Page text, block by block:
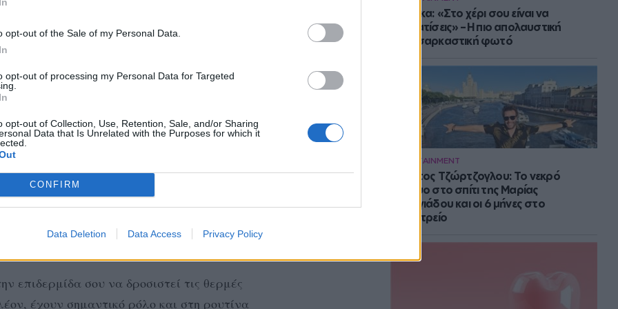
opt-out of the Sale of my Personal Data.
opt-out of processing my Personal Data for Targeted
opt-out of Collection, Use, Retention, Sale, and/or Sharing
Data that Is Unrelated with the Purposes for which it
CONFIRM
Data Deletion Data Access Privacy Policy
Μπάρκα: «Στο χέρι σου είναι να
αδυνατίσεις» – Η πιο απολαυστική
αυτοσαρκαστική φωτό
ENTERTAINMENT
Στράτος Τζώρτζογλου: Το νεκρό
έμβρυο στο σπίτι της Μαρίας
Γεωργιάδου και οι 6 μήνες στο
ψυχιατρείο
αποτελούνται απο ιαματικό νερό πηγών
τα οποία χρησιμοποιούνται στις
ή η νιασιναμίδη. Αρκετά, έχουν
τους δερματικούς ερεθισμούς.
ΣΟΥ
επιδερμίδα σου να δροσιστεί τις θερμές
έχουν σημαντικό ρόλο και στη ρουτίνα